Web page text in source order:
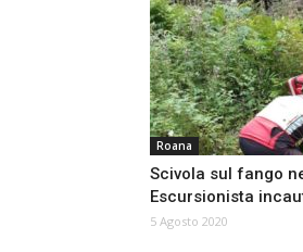
Roana
Scivola sul fango
Escursionista
5 Agosto 2020